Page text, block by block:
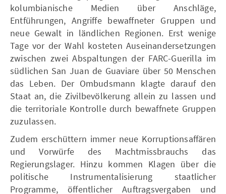
kolumbianische Medien über Anschläge,
Entführungen, Angriffe bewaffneter Gruppen und
neue Gewalt in ländlichen Regionen. Erst wenige
Tage vor der Wahl kosteten Auseinandersetzungen
zwischen zwei Abspaltungen der FARC-Guerilla im
südlichen San Juan de Guaviare über 50 Menschen
das Leben. Der Ombudsmann klagte darauf den
Staat an, die Zivilbevölkerung allein zu lassen und
die territoriale Kontrolle durch bewaffnete Gruppen
zuzulassen.
Zudem erschüttern immer neue Korruptionsaffären
und Vorwürfe des Machtmissbrauchs das
Regierungslager. Hinzu kommen Klagen über die
politische Instrumentalisierung staatlicher
Programme, öffentlicher Auftragsvergaben und